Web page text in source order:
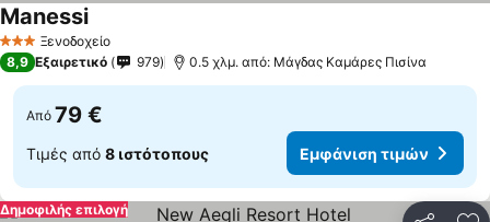
3 ΑστέριαΞενοδοχείο
ManessiΕμφάνιση τιμών
8,9 Εξαιρετικό 979 0.5 χλμ. από: Μάγδας Καμάρες Πισίνα
Από 79 €
Τιμές από 8 ιστότοπους Εμφάνιση τιμών
Δημοφιλής επιλογή